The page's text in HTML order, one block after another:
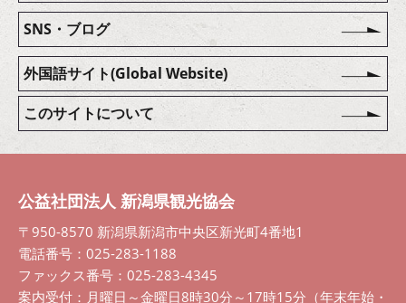
SNS・ブログ
外国語サイト(Global Website)
このサイトについて
公益社団法人 新潟県観光協会
〒950-8570 新潟県新潟市中央区新光町4番地1
電話番号：025-283-1188
ファックス番号：025-283-4345
案内受付：月曜日～金曜日8時30分～17時15分（年末年始・